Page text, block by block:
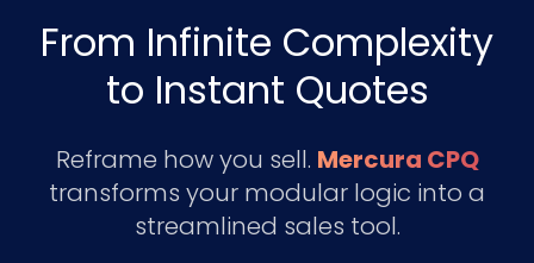
From Infinite Complexity
to Instant Quotes
Reframe how you sell. Mercura CPQ
transforms your modular logic into a
streamlined sales tool.